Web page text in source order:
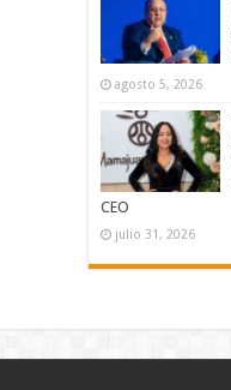
agosto 5, 2026
CEO
julio 31, 2026